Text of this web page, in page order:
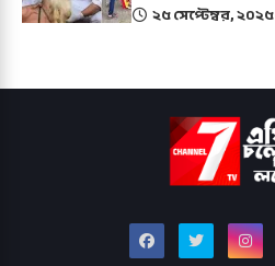
২৫ সেপ্টেম্বর, ২০২৫